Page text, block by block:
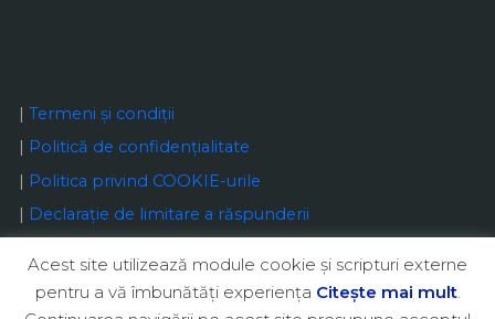
| Termeni și condiții
| Politică de confidențialitate
| Politica privind COOKIE-urile
| Declaraţie de limitare a răspunderii
Acest site utilizează module cookie şi scripturi externe
pentru a vă îmbunătăţi experienţa Citeşte mai mult.